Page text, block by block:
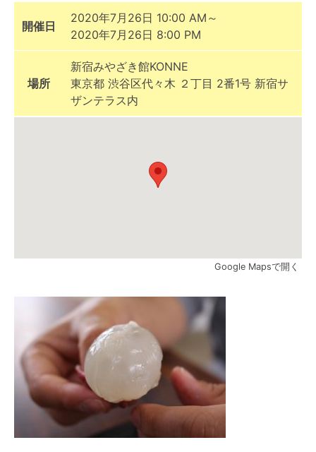
開催日
2020年7月26日 10:00 AM～
2020年7月26日 8:00 PM
場所
新宿みやざき館KONNE
東京都 渋谷区代々木 ２丁目 2番1号 新宿サ
ザンテラス内
Google Mapsで開く